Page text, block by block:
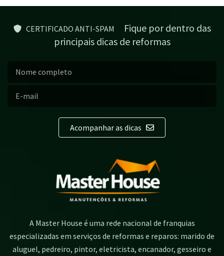
CERTIFICADO ANTI-SPAM
Fique por dentro das
principais dicas de reformas
Acompanhar as dicas
A Master House é uma rede nacional de franquias
especializadas em serviços de reformas e reparos: marido de
aluguel, pedreiro, pintor, eletricista, encanador, gesseiro e